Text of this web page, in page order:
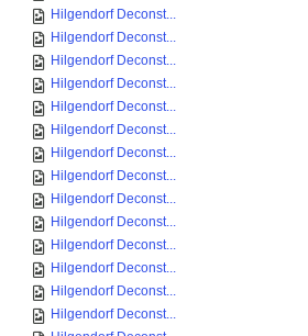
Hilgendorf Deconst...
Hilgendorf Deconst...
Hilgendorf Deconst...
Hilgendorf Deconst...
Hilgendorf Deconst...
Hilgendorf Deconst...
Hilgendorf Deconst...
Hilgendorf Deconst...
Hilgendorf Deconst...
Hilgendorf Deconst...
Hilgendorf Deconst...
Hilgendorf Deconst...
Hilgendorf Deconst...
Hilgendorf Deconst...